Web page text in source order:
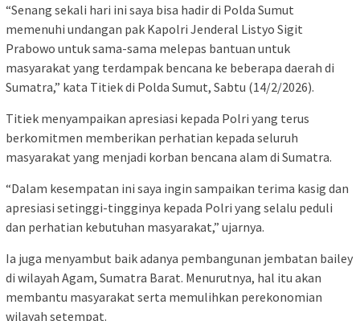
“Senang sekali hari ini saya bisa hadir di Polda Sumut
memenuhi undangan pak Kapolri Jenderal Listyo Sigit
Prabowo untuk sama-sama melepas bantuan untuk
masyarakat yang terdampak bencana ke beberapa daerah di
Sumatra,” kata Titiek di Polda Sumut, Sabtu (14/2/2026).
Titiek menyampaikan apresiasi kepada Polri yang terus
berkomitmen memberikan perhatian kepada seluruh
masyarakat yang menjadi korban bencana alam di Sumatra.
“Dalam kesempatan ini saya ingin sampaikan terima kasig dan
apresiasi setinggi-tingginya kepada Polri yang selalu peduli
dan perhatian kebutuhan masyarakat,” ujarnya.
Ia juga menyambut baik adanya pembangunan jembatan bailey
di wilayah Agam, Sumatra Barat. Menurutnya, hal itu akan
membantu masyarakat serta memulihkan perekonomian
wilayah setempat.